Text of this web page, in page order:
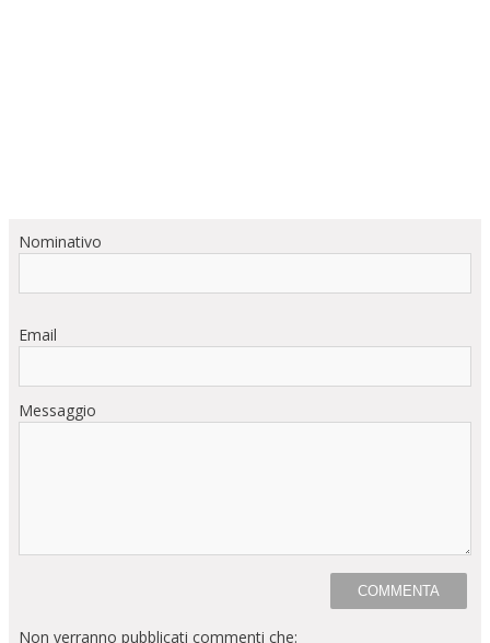
Nominativo
Email
Messaggio
Non verranno pubblicati commenti che: